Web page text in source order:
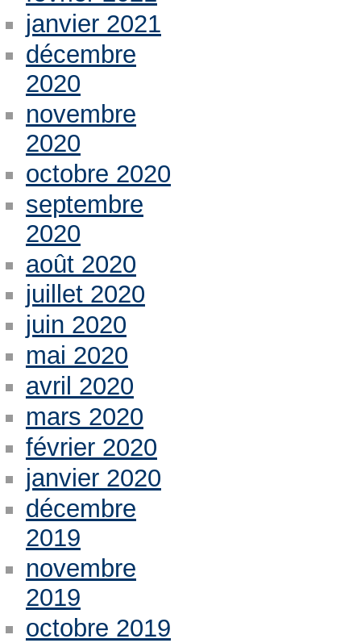
janvier 2021
décembre
2020
novembre
2020
octobre 2020
septembre
2020
août 2020
juillet 2020
juin 2020
mai 2020
avril 2020
mars 2020
février 2020
janvier 2020
décembre
2019
novembre
2019
octobre 2019